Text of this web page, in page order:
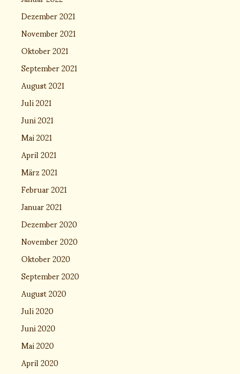
Dezember 2021
November 2021
Oktober 2021
September 2021
August 2021
Juli 2021
Juni 2021
Mai 2021
April 2021
März 2021
Februar 2021
Januar 2021
Dezember 2020
November 2020
Oktober 2020
September 2020
August 2020
Juli 2020
Juni 2020
Mai 2020
April 2020